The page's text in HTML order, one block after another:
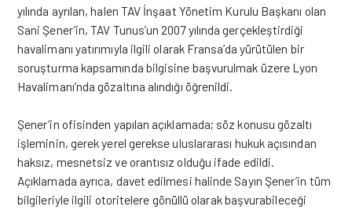
yılında ayrılan, halen TAV İnşaat Yönetim Kurulu Başkanı olan
Sani Şener’in, TAV Tunus’un 2007 yılında gerçekleştirdiği
havalimanı yatırımıyla ilgili olarak Fransa’da yürütülen bir
soruşturma kapsamında bilgisine başvurulmak üzere Lyon
Havalimanı’nda gözaltına alındığı öğrenildi.
Şener’in ofisinden yapılan açıklamada; söz konusu gözaltı
işleminin, gerek yerel gerekse uluslararası hukuk açısından
haksız, mesnetsiz ve orantısız olduğu ifade edildi.
Açıklamada ayrıca, davet edilmesi halinde Sayın Şener’in tüm
bilgileriyle ilgili otoritelere gönüllü olarak başvurabileceği